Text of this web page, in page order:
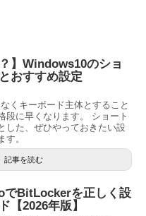
】Windows10のショ
おすすめ設定
くキーボード主体とすること
段に早くなります。 ショート
した、ぜひやっておきたい設
す。
記事を読む
でBitLockerを正しく設
【2026年版】